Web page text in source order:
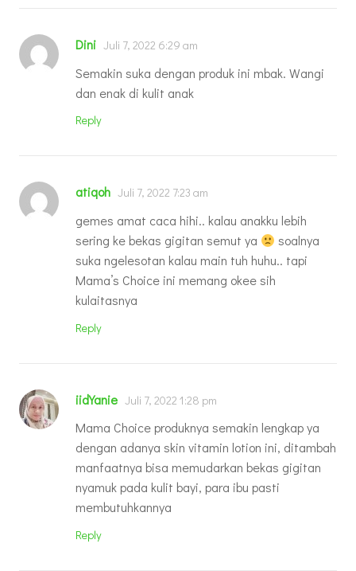
Dini Juli 7, 2022 6:29 am
Semakin suka dengan produk ini mbak. Wangi
dan enak di kulit anak
Reply
atiqoh Juli 7, 2022 7:23 am
gemes amat caca hihi.. kalau anakku lebih
sering ke bekas gigitan semut ya
soalnya
suka ngelesotan kalau main tuh huhu.. tapi
Mama’s Choice ini memang okee sih
kulaitasnya
Reply
iidYanie Juli 7, 2022 1:28 pm
Mama Choice produknya semakin lengkap ya
dengan adanya skin vitamin lotion ini, ditambah
manfaatnya bisa memudarkan bekas gigitan
nyamuk pada kulit bayi, para ibu pasti
membutuhkannya
Reply